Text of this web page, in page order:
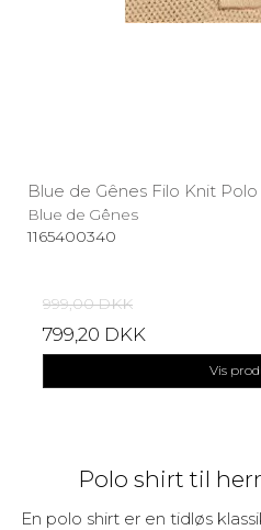
Blue de Gênes Filo Knit Polo
Blue de Gênes
1165400340
999,00 DKK
799,20 DKK
Vis
Polo shirt til
En polo shirt er en tidløs